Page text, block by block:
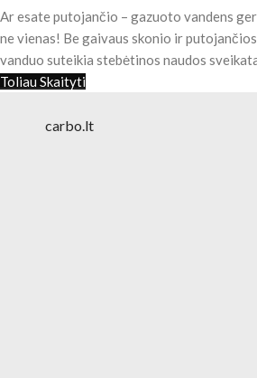
Ar esate putojančio – gazuoto vandens
ne vienas! Be gaivaus skonio ir
vanduo suteikia stebėtinos naudos
Toliau Skaityti
carbo.lt